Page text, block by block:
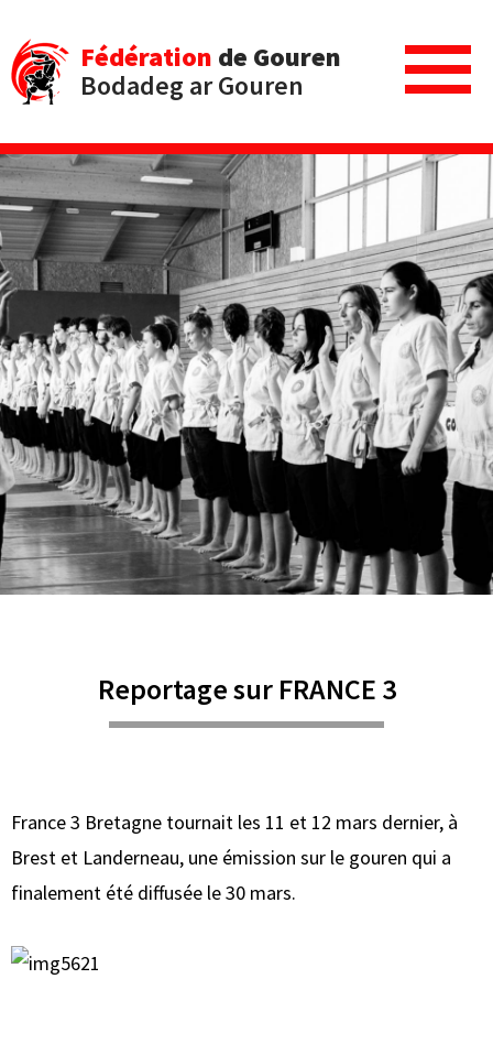
Fédération de Gouren
Bodadeg ar Gouren
Reportage sur FRANCE 3
France 3 Bretagne tournait les 11 et 12 mars dernier, à
Brest et Landerneau, une émission sur le gouren qui a
finalement été diffusée le 30 mars.